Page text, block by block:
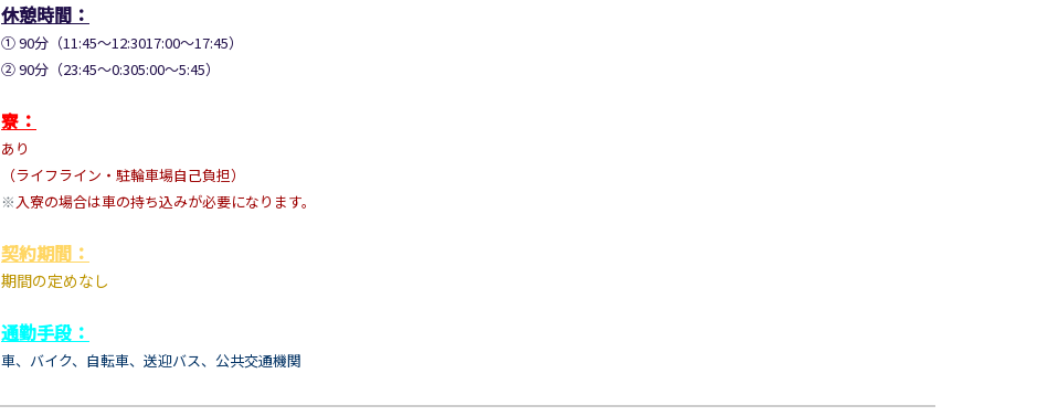
休憩時間：
① 90分（11:45～12:3017:00～17:45）
② 90分（23:45～0:305:00～5:45）
寮：
あり
（ライフライン・駐輪車場自己負担）
※入寮の場合は車の持ち込みが必要になります。
契約期間：
期間の定めなし
通勤手段：
車、バイク、自転車、 送迎バス、 公共交通機関